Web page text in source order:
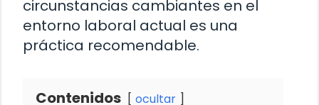
circunstancias cambiantes en el
entorno laboral actual es una
práctica recomendable.
Contenidos ocultar